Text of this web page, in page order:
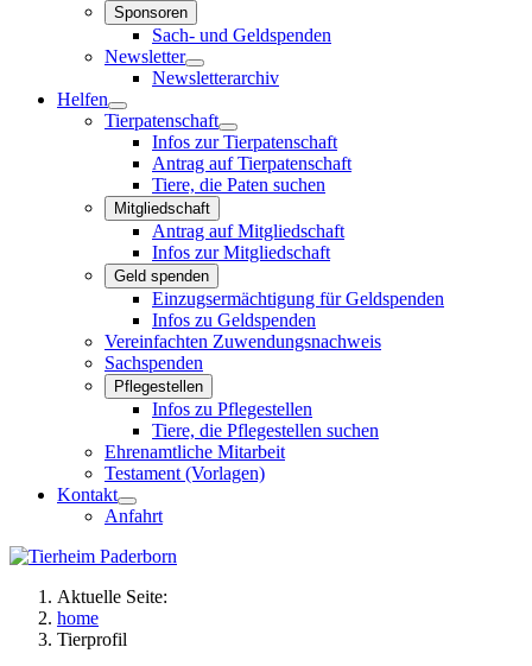
Sponsoren
Sach- und Geldspenden
Newsletter
Newsletterarchiv
Helfen
Tierpatenschaft
Infos zur Tierpatenschaft
Antrag auf Tierpatenschaft
Tiere, die Paten suchen
Mitgliedschaft
Antrag auf Mitgliedschaft
Infos zur Mitgliedschaft
Geld spenden
Einzugsermächtigung für Geldspenden
Infos zu Geldspenden
Vereinfachten Zuwendungsnachweis
Sachspenden
Pflegestellen
Infos zu Pflegestellen
Tiere, die Pflegestellen suchen
Ehrenamtliche Mitarbeit
Testament (Vorlagen)
Kontakt
Anfahrt
Aktuelle Seite:
home
Tierprofil